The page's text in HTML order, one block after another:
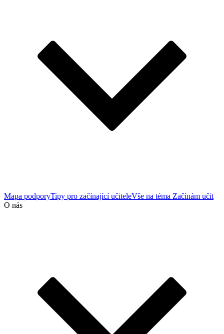
Mapa podporyTipy pro začínající učiteleVše na téma Začínám učit
O nás